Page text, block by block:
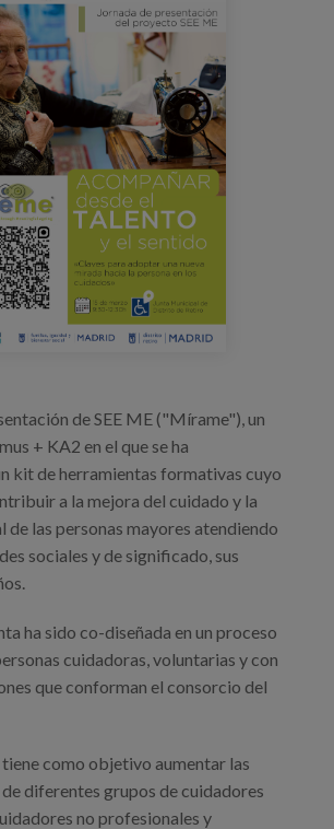
de SEE ME ("Mírame"), un
+ KA2 en el que se ha
kit de herramientas formativas cuyo
a la mejora del cuidado y la
de las personas mayores atendiendo
sociales y de significado, sus
ha sido co-diseñada en un proceso
cuidadoras, voluntarias y con
que conforman el consorcio del
como objetivo aumentar las
diferentes grupos de cuidadores
no profesionales y